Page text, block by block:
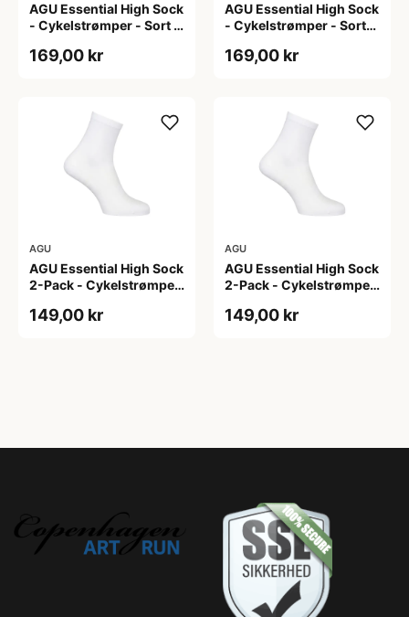
AGU Essential High Sock
- Cykelstrømper - Sort -
169,00 kr
AGU Essential High Sock
- Cykelstrømper - Sort-
169,00 kr
AGU
AGU Essential High Sock
2-Pack - Cykelstrømper
149,00 kr
AGU
AGU Essential High Sock
2-Pack - Cykelstrømper
149,00 kr